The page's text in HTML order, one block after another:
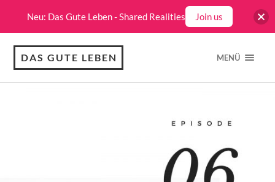
DAS GUTE LEBEN MENÜ
Neu: Das Gute Leben - Shared Realities Join us